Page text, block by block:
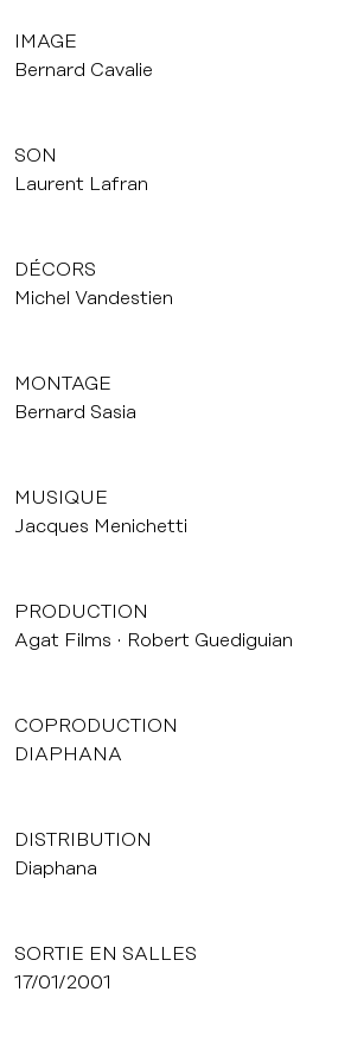
IMAGE
Bernard Cavalie
SON
Laurent Lafran
DÉCORS
Michel Vandestien
MONTAGE
Bernard Sasia
MUSIQUE
Jacques Menichetti
PRODUCTION
Agat Films
Robert Guediguian
COPRODUCTION
DIAPHANA
DISTRIBUTION
Diaphana
SORTIE EN SALLES
17/01/2001